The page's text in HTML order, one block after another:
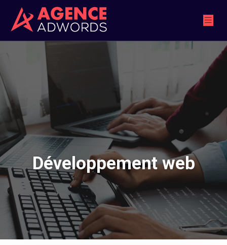
Développement web